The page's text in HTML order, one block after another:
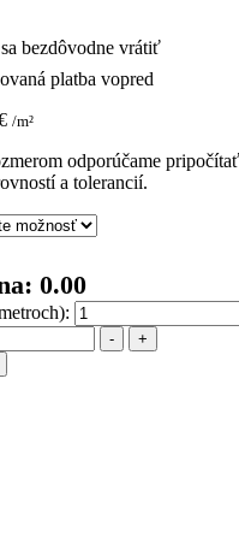
bezdôvodne vrátiť
platba vopred
/m²
odporúčame
a tolerancií.
0.00
-
+